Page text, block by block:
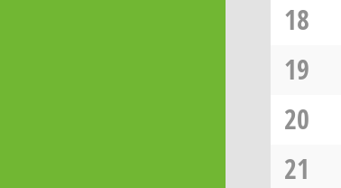
18
19
20
21